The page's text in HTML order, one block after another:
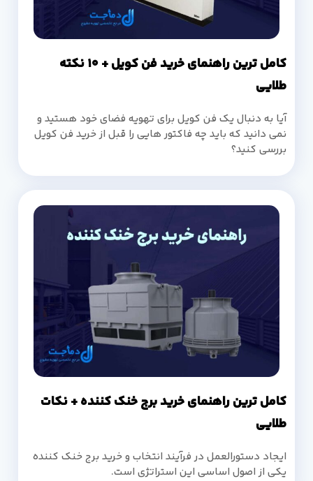
کامل ترین راهنمای خرید فن کویل + 10 نکته
طلایی
آیا به دنبال یک فن کویل برای تهویه فضای خود هستید و
نمی دانید که باید چه فاکتور هایی را قبل از خرید فن کویل
بررسی کنید؟
کامل ترین راهنمای خرید برج خنک کننده + نکات
طلایی
ایجاد دستورالعمل در فرآیند انتخاب و خرید برج خنک کننده
یکی از اصول اساسی این استراتژی است.